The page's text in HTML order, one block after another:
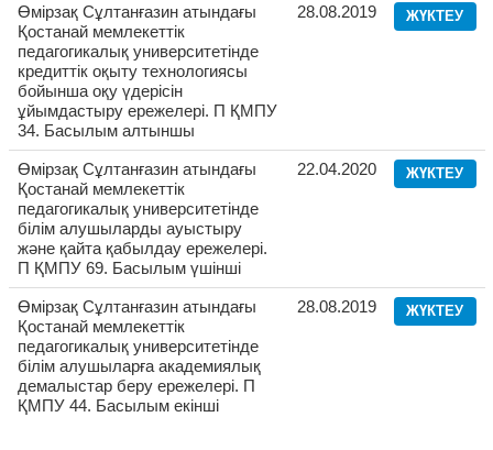
Өмірзақ Сұлтанғазин атындағы
Қостанай мемлекеттік
педагогикалық университетінде
кредиттік оқыту технологиясы
бойынша оқу үдерісін
ұйымдастыру ережелері. П ҚМПУ
34. Басылым алтыншы
28.08.2019 ЖҮКТЕУ
Өмірзақ Сұлтанғазин атындағы
Қостанай мемлекеттік
педагогикалық университетінде
білім алушыларды ауыстыру
және қайта қабылдау ережелері.
П ҚМПУ 69. Басылым үшінші
22.04.2020 ЖҮКТЕУ
Өмірзақ Сұлтанғазин атындағы
Қостанай мемлекеттік
педагогикалық университетінде
білім алушыларға академиялық
демалыстар беру ережелері. П
ҚМПУ 44. Басылым екінші
28.08.2019 ЖҮКТЕУ